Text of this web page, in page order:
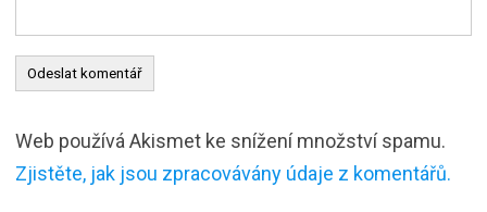
Web používá Akismet ke snížení množství spamu.
Zjistěte, jak jsou zpracovávány údaje z komentářů.